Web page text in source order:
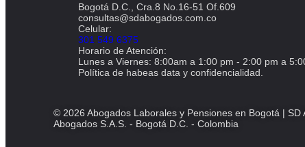
Bogotá D.C., Cra.8 No.16-51 Of.609
consultas@sdabogados.com.co
Celular:
301 549 6375
Horario de Atención:
Lunes a Viernes: 8:00am a 1:00 pm - 2:00 pm a
Política de habeas data y confidencialidad.
© 2026 Abogados Laborales y Pensiones en Bogotá | SD
Abogados S.A.S. - Bogotá D.C. - Colombia